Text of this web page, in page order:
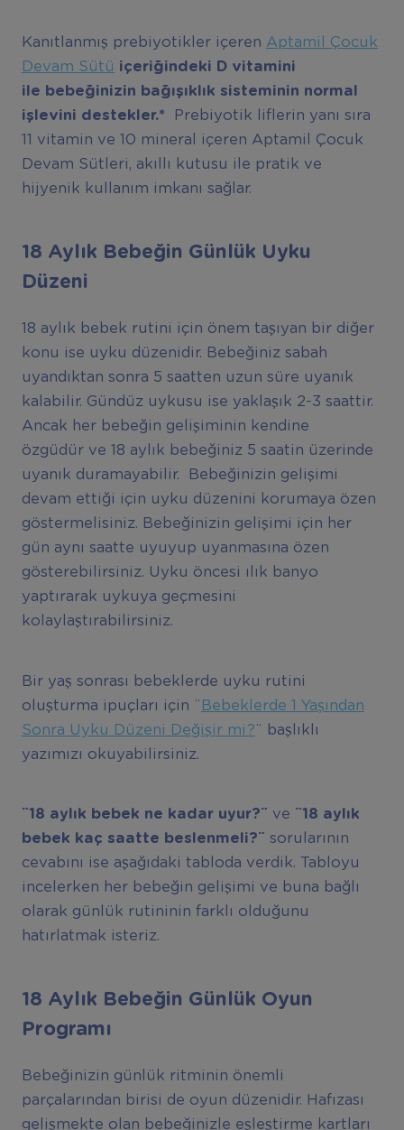
Kanıtlanmış prebiyotikler içeren Aptamil Çocuk
Devam Sütü içeriğindeki D vitamini
ile bebeğinizin bağışıklık sisteminin normal
işlevini destekler.*
Prebiyotik liflerin yanı sıra
11 vitamin ve 10 mineral içeren Aptamil Çocuk
Devam Sütleri, akıllı kutusu ile pratik ve
hijyenik kullanım imkanı sağlar.
18 Aylık Bebeğin Günlük Uyku
Düzeni
18 aylık bebek rutini için önem taşıyan bir diğer
konu ise uyku düzenidir. Bebeğiniz sabah
uyandıktan sonra 5 saatten uzun süre uyanık
kalabilir. Gündüz uykusu ise yaklaşık 2-3 saattir.
Ancak her bebeğin gelişiminin kendine
özgüdür ve 18 aylık bebeğiniz 5 saatin üzerinde
uyanık duramayabilir. Bebeğinizin gelişimi
devam ettiği için uyku düzenini korumaya özen
göstermelisiniz. Bebeğinizin gelişimi için her
gün aynı saatte uyuyup uyanmasına özen
gösterebilirsiniz. Uyku öncesi ılık banyo
yaptırarak uykuya geçmesini
kolaylaştırabilirsiniz.
Bir yaş sonrası bebeklerde uyku rutini
oluşturma ipuçları için ¨ Bebeklerde 1 Yaşından
Sonra Uyku Düzeni Değişir mi?¨ başlıklı
yazımızı okuyabilirsiniz.
¨18 aylık bebek ne kadar uyur?¨ ve ¨18 aylık
bebek kaç saatte beslenmeli?¨ sorularının
cevabını ise aşağıdaki tabloda verdik. Tabloyu
incelerken her bebeğin gelişimi ve buna bağlı
olarak günlük rutininin farklı olduğunu
hatırlatmak isteriz.
18 Aylık Bebeğin Günlük Oyun
Programı
Bebeğinizin günlük ritminin önemli
parçalarından birisi de oyun düzenidir. Hafızası
gelişmekte olan bebeğinizle eşleştirme kartları